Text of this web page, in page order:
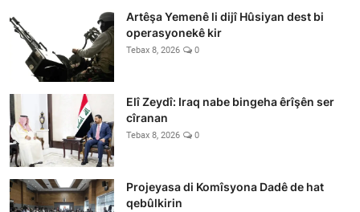
Artêşa Yemenê li dijî Hûsiyan dest bi
operasyonekê kir
Tebax 8, 2026 0
Elî Zeydî: Iraq nabe bingeha êrîşên ser
cîranan
Tebax 8, 2026 0
Projeyasa di Komîsyona Dadê de hat
qebûlkirin